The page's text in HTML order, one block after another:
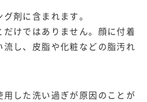
剤に含まれます。
けではありません。顔に付着
し、皮脂や化粧などの脂汚れ
した洗い過ぎが原因のことが